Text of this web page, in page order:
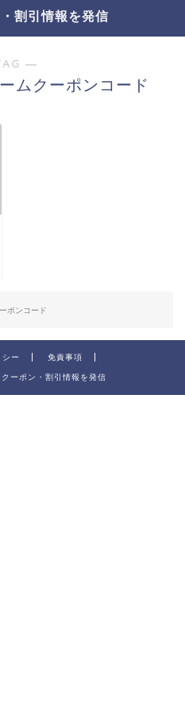
割引情報を発信
―
ムクーポンコード
ポンコード
ー 免責事項
ーポン・割引情報を発信